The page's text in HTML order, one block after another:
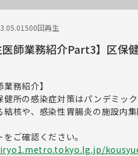
500回再生
医師業務紹介Part3】区
務紹介】
健所の感染症対策はパンデミッ
核や、感染性胃腸炎の施設内集
ご確認ください。